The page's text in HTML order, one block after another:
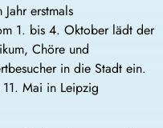
erstmals
1. bis 4. Oktober lädt der
Chöre und
in die Stadt ein.
Mai in Leipzig